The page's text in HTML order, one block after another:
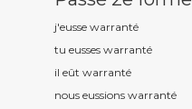
j'eusse warranté
tu eusses warranté
il eût warranté
nous eussions warranté